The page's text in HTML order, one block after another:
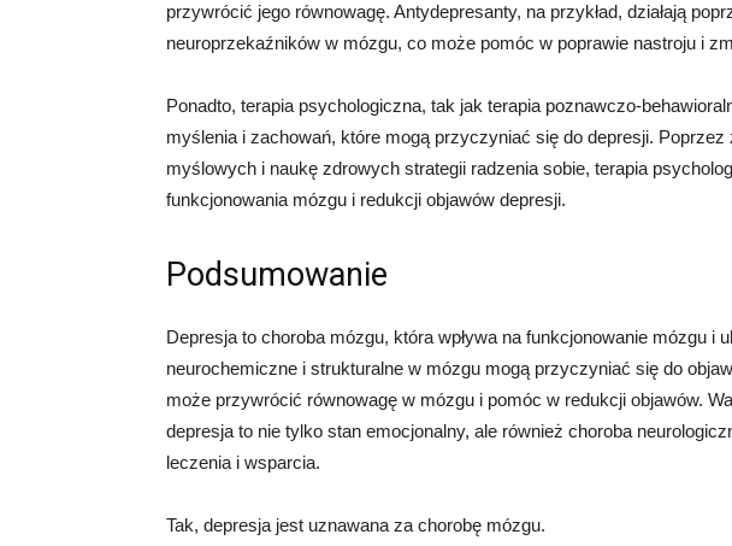
przywrócić jego równowagę. Antydepresanty, na przykład, działają
neuroprzekaźników w mózgu, co może pomóc w poprawie nastroju i
Ponadto, terapia psychologiczna, tak jak terapia poznawczo-
myślenia i zachowań, które mogą przyczyniać się do depresji.
myślowych i naukę zdrowych strategii radzenia sobie, terapia
funkcjonowania mózgu i redukcji objawów depresji.
Podsumowanie
Depresja to choroba mózgu, która wpływa na funkcjonowanie mózgu i
neurochemiczne i strukturalne w mózgu mogą przyczyniać się do
może przywrócić równowagę w mózgu i pomóc w redukcji objawów.
depresja to nie tylko stan emocjonalny, ale również choroba
leczenia i wsparcia.
Tak, depresja jest uznawana za chorobę mózgu.